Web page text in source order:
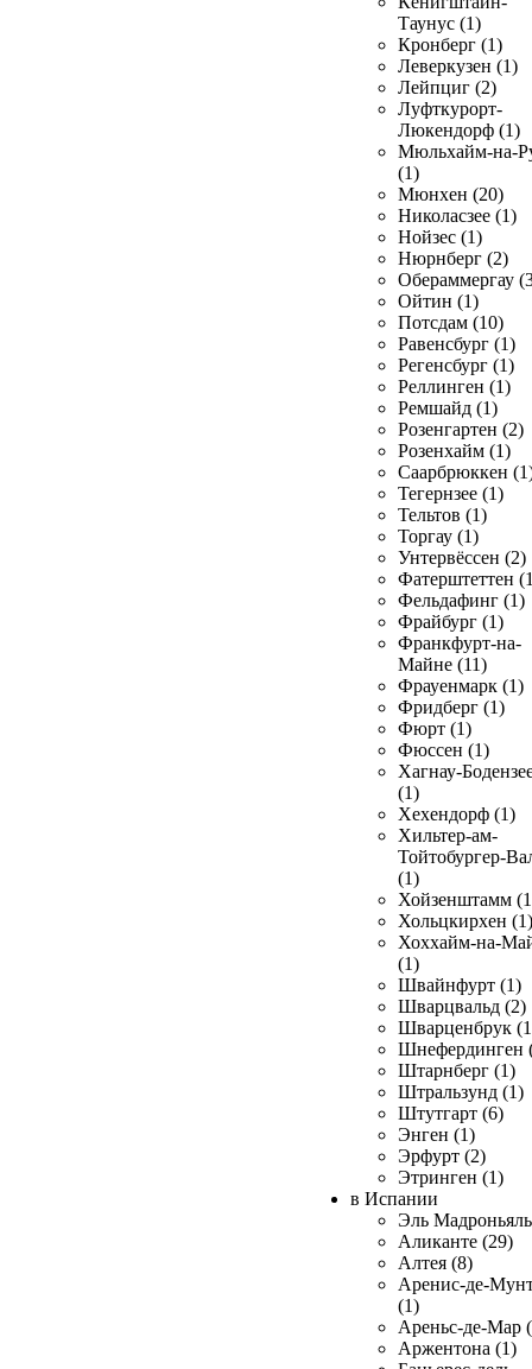
Таунус (1)
Кронберг (1)
Леверкузен (1)
Лейпциг (2)
Луфткурорт-
Люкендорф (1)
Мюльхайм-на-
(1)
Мюнхен (20)
Николасзее (1)
Нойзес (1)
Нюрнберг (2)
Обераммергау
Ойтин (1)
Потсдам (10)
Равенсбург (1)
Регенсбург (1)
Реллинген (1)
Ремшайд (1)
Розенгартен (2)
Розенхайм (1)
Саарбрюккен
Тегернзее (1)
Тельтов (1)
Торгау (1)
Унтервёссен (2)
Фатерштеттен
Фельдафинг (1)
Фрайбург (1)
Франкфурт-на-
Майне (11)
Фрауенмарк (1)
Фридберг (1)
Фюрт (1)
Фюссен (1)
Хагнау-
(1)
Хехендорф (1)
Хильтер-ам-
Тойтобургер-
(1)
Хойзенштамм
Хольцкирхен (1)
Хоххайм-на-
(1)
Швайнфурт (1)
Шварцвальд (2)
Шварценбрук
Шнефердинген
Штарнберг (1)
Штральзунд (1)
Штутгарт (6)
Энген (1)
Эрфурт (2)
Этринген (1)
в Испании
Эль
Аликанте (29)
Алтея (8)
Аренис-де-
(1)
Ареньс-де-Мар
Аржентона (1)